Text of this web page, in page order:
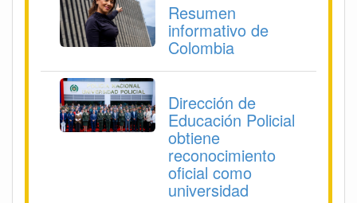
Resumen
informativo de
Colombia
Dirección de
Educación Policial
obtiene
reconocimiento
oficial como
universidad